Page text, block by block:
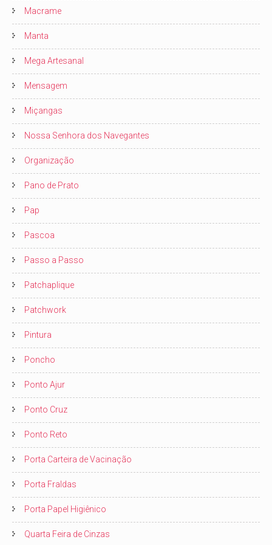
Macrame
Manta
Mega Artesanal
Mensagem
Miçangas
Nossa Senhora dos Navegantes
Organização
Pano de Prato
Pap
Pascoa
Passo a Passo
Patchaplique
Patchwork
Pintura
Poncho
Ponto Ajur
Ponto Cruz
Ponto Reto
Porta Carteira de Vacinação
Porta Fraldas
Porta Papel Higiênico
Quarta Feira de Cinzas